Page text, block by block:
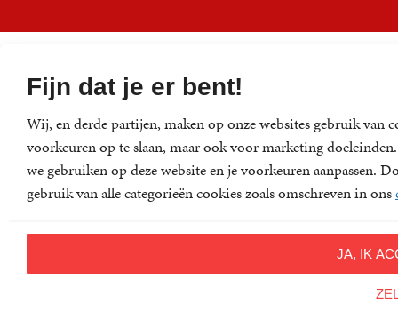
Fijn dat je er bent!
Wij, en derde partijen, maken op onze websites gebruik
voorkeuren op te slaan, maar ook voor marketing
we gebruiken op deze website en je voorkeuren aanpassen.
gebruik van alle categorieën cookies zoals omschreven in ons
JA, IK